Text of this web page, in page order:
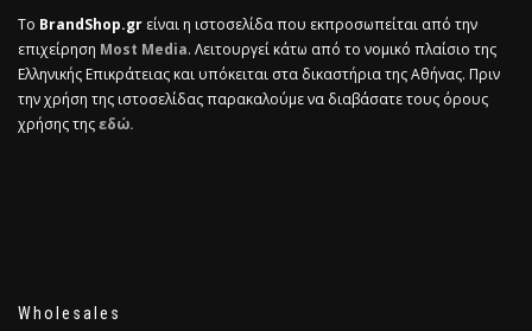
Το BrandShop.gr είναι η ιστοσελίδα που εκπροσωπείται από την
επιχείρηση Most Media. Λειτουργεί κάτω από το νομικό πλαίσιο της
Ελληνικής Επικράτειας και υπόκειται στα δικαστήρια της Αθήνας. Πριν
την χρήση της ιστοσελίδας παρακαλούμε να διαβάσατε τους όρους
χρήσης τηςεδώ.
Wholesales